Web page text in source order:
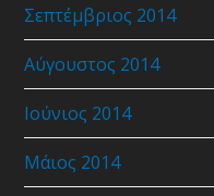
Σεπτέμβριος 2014
Αύγουστος 2014
Ιούνιος 2014
Μάιος 2014